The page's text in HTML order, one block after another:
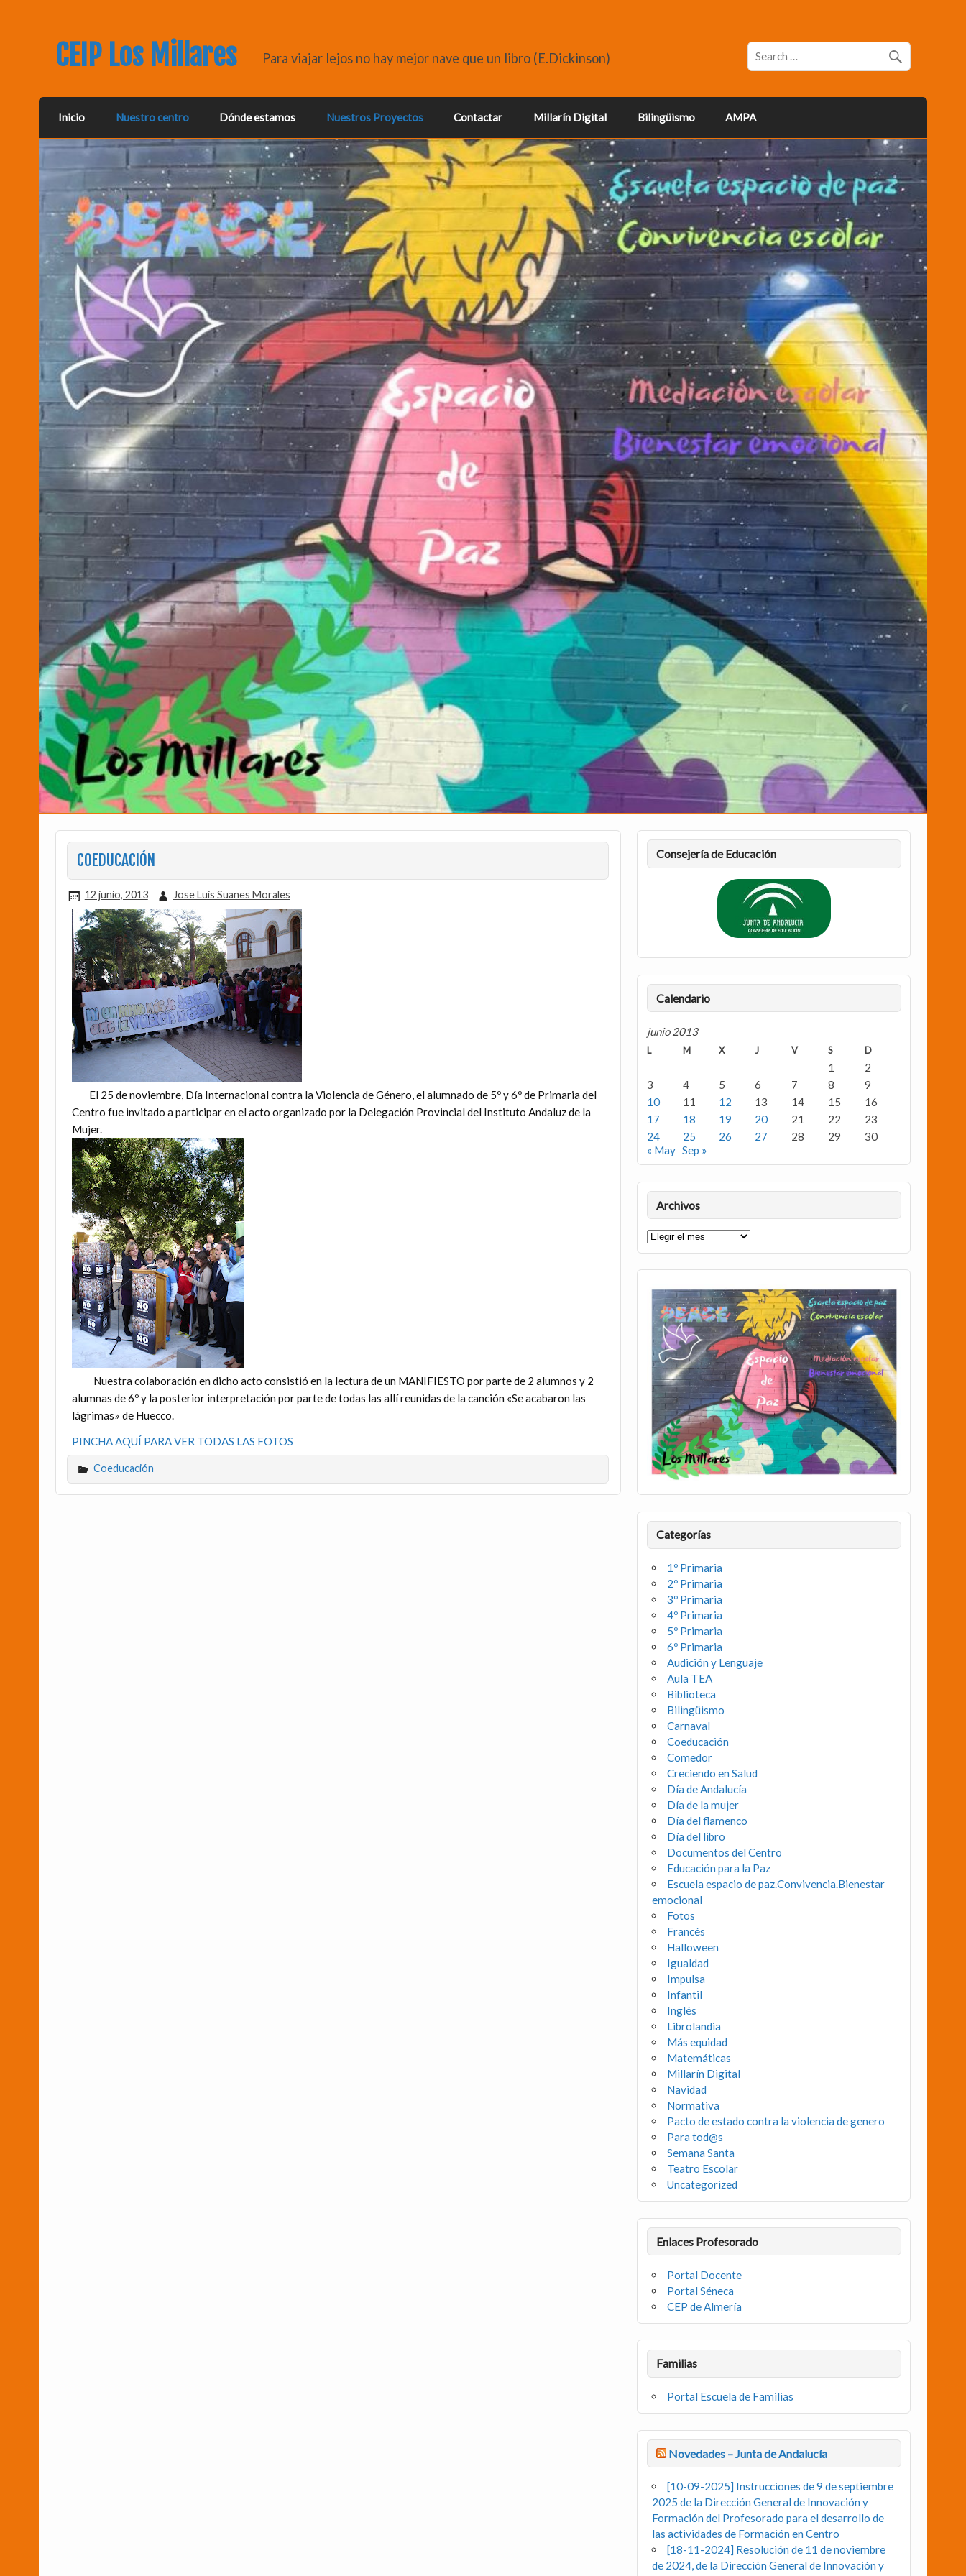
CEIP Los Millares Para viajar lejos no hay mejor nave que un libro (E.Dickinson)
Inicio Nuestro centro Dónde estamos Nuestros Proyectos Contactar Millarín Digital Bilingüismo AMPA
COEDUCACIÓN
12 junio, 2013 Jose Luis Suanes Morales
El 25 de noviembre, Día Internacional contra la Violencia de Género, el alumnado de 5º y 6º de Primaria del
Centro fue invitado a participar en el acto organizado por la Delegación Provincial del Instituto Andaluz de la
Mujer.
Nuestra colaboración en dicho acto consistió en la lectura de un MANIFIESTO por parte de 2 alumnos y 2
alumnas de 6º y la posterior interpretación por parte de todas las allí reunidas de la canción «Se acabaron las
lágrimas» de Huecco.
PINCHA AQUÍ PARA VER TODAS LAS FOTOS
Coeducación
Consejería de Educación
Calendario
junio 2013
L M X J V S D
1
2
3
4 5 6 7 8
9
10
11 12 13 14 15
16
17
18 19 20 21 22
23
24
25 26 27 28 29
30
« May Sep »
Archivos
Archivos
Categorías
1º Primaria
2º Primaria
3º Primaria
4º Primaria
5º Primaria
6º Primaria
Audición y Lenguaje
Aula TEA
Biblioteca
Bilingüismo
Carnaval
Coeducación
Comedor
Creciendo en Salud
Día de Andalucía
Día de la mujer
Día del flamenco
Día del libro
Documentos del Centro
Educación para la Paz
Escuela espacio de paz.Convivencia.Bienestar
emocional
Fotos
Francés
Halloween
Igualdad
Impulsa
Infantil
Inglés
Librolandia
Más equidad
Matemáticas
Millarín Digital
Navidad
Normativa
Pacto de estado contra la violencia de genero
Para tod@s
Semana Santa
Teatro Escolar
Uncategorized
Enlaces Profesorado
Portal Docente
Portal Séneca
CEP de Almería
Familias
Portal Escuela de Familias
Novedades – Junta de Andalucía
[10-09-2025] Instrucciones de 9 de septiembre
2025 de la Dirección General de Innovación y
Formación del Profesorado para el desarrollo de
las actividades de Formación en Centro
[18-11-2024] Resolución de 11 de noviembre
de 2024, de la Dirección General de Innovación y